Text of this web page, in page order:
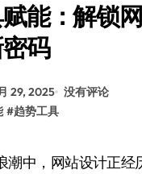
能：解锁
码
29, 2025 没有评论
#趋势工具